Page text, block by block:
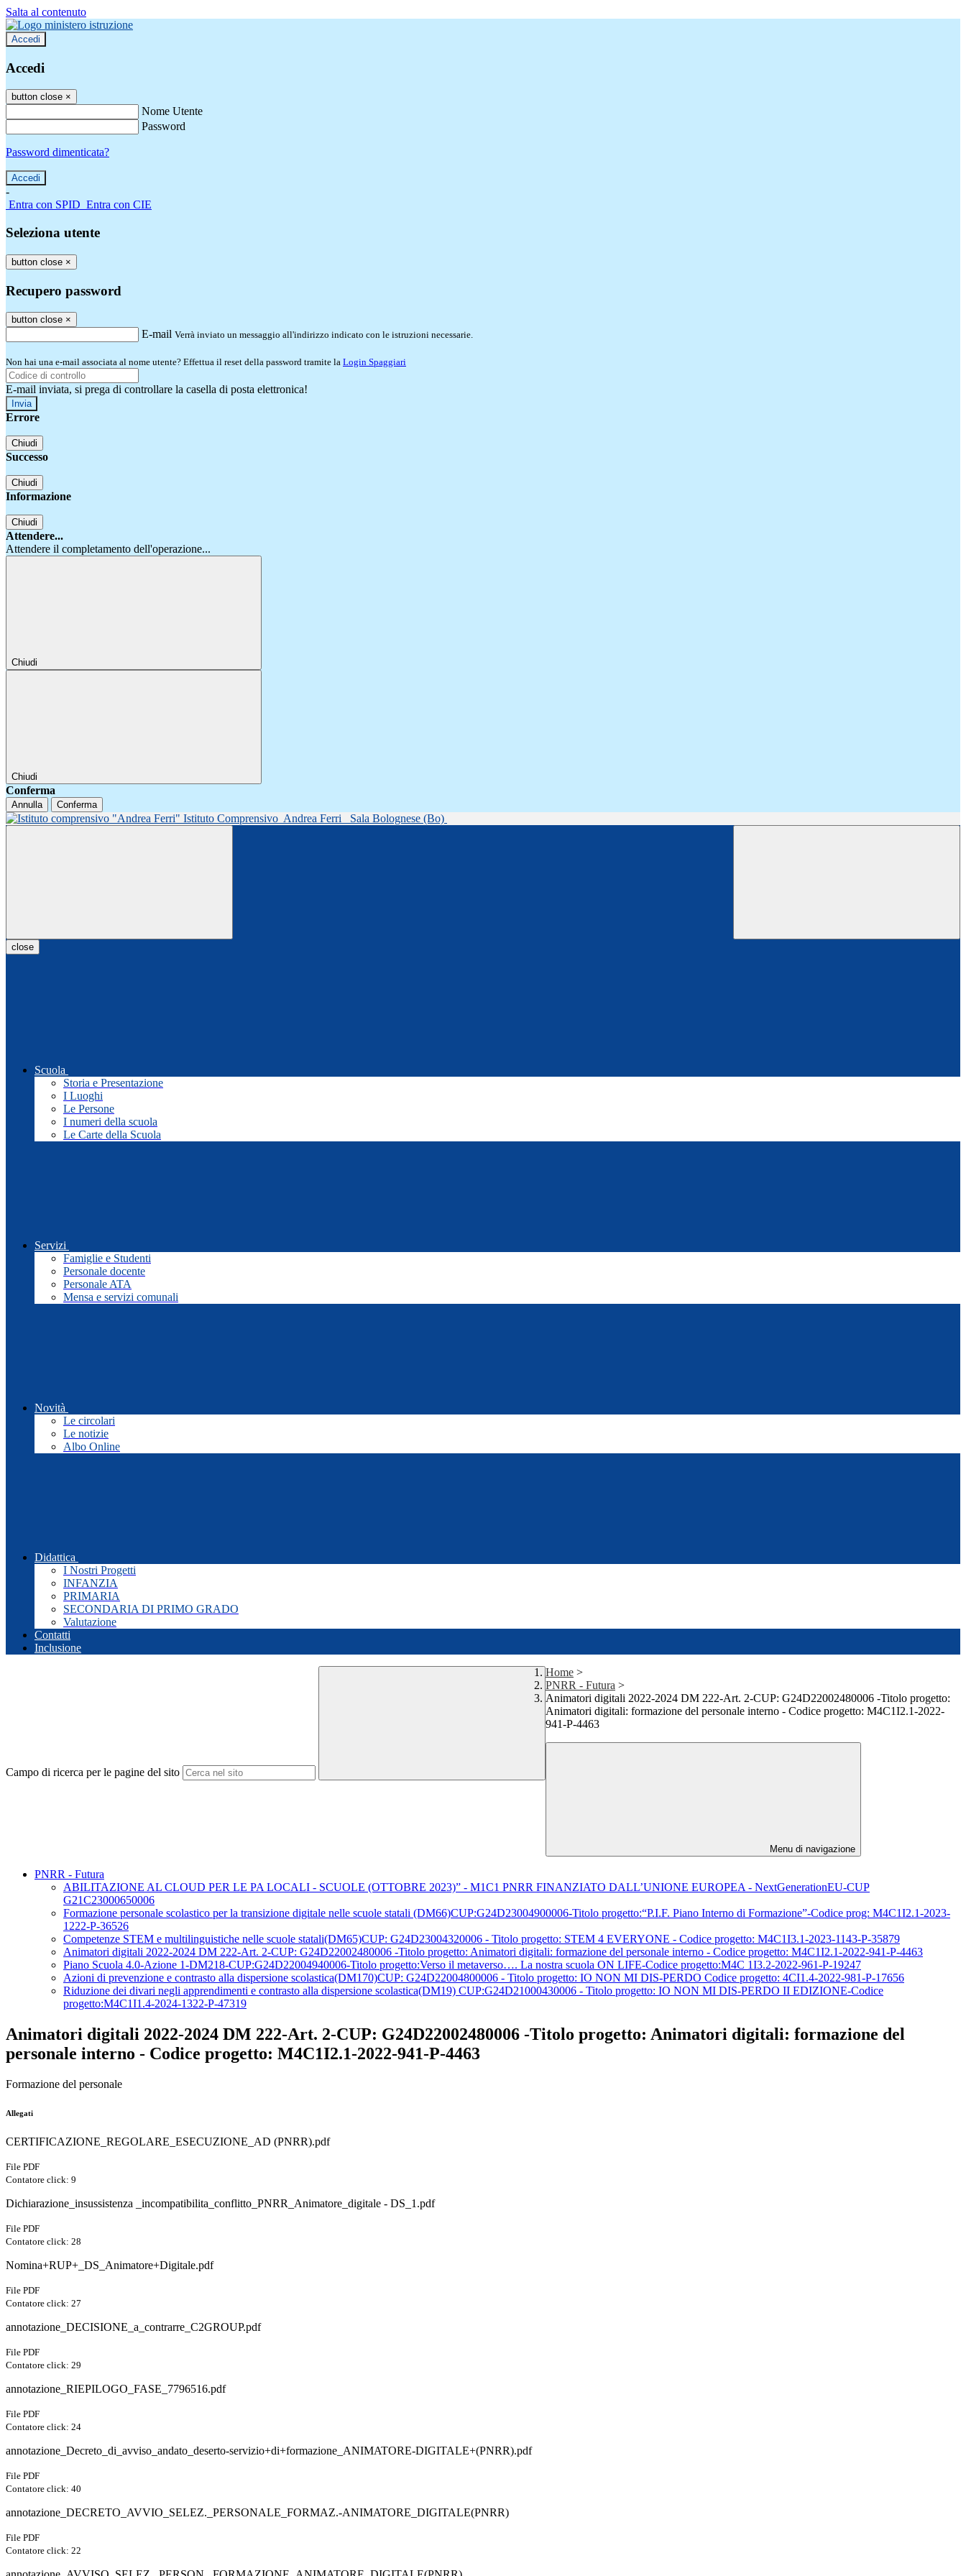
Salta al contenuto
Accedi
Accedi
button close ×
Nome Utente
Password
Password dimenticata?
-
Entra con SPID Entra con CIE
Seleziona utente
button close ×
Recupero password
button close ×
E-mail Verrà inviato un messaggio all'indirizzo indicato con le istruzioni necessarie.
Non hai una e-mail associata al nome utente? Effettua il reset della password tramite la Login Spaggiari
E-mail inviata, si prega di controllare la casella di posta elettronica!
Errore
Chiudi
Successo
Chiudi
Informazione
Chiudi
Attendere...
Attendere il completamento dell'operazione...
Chiudi
Chiudi
Conferma
Annulla Conferma
Istituto Comprensivo Andrea Ferri Sala Bolognese (Bo)
close
Scuola
Storia e Presentazione
I Luoghi
Le Persone
I numeri della scuola
Le Carte della Scuola
Servizi
Famiglie e Studenti
Personale docente
Personale ATA
Mensa e servizi comunali
Novità
Le circolari
Le notizie
Albo Online
Didattica
I Nostri Progetti
INFANZIA
PRIMARIA
SECONDARIA DI PRIMO GRADO
Valutazione
Contatti
Inclusione
Campo di ricerca per le pagine del sito
Home >
PNRR - Futura >
Animatori digitali 2022-2024 DM 222-Art. 2-CUP: G24D22002480006 -Titolo progetto:
Animatori digitali: formazione del personale interno - Codice progetto: M4C1I2.1-2022-
941-P-4463
Menu di navigazione
PNRR - Futura
ABILITAZIONE AL CLOUD PER LE PA LOCALI - SCUOLE (OTTOBRE 2023)” - M1C1 PNRR FINANZIATO DALL’UNIONE EUROPEA - NextGenerationEU-CUP
G21C23000650006
Formazione personale scolastico per la transizione digitale nelle scuole statali (DM66)CUP:G24D23004900006-Titolo progetto:“P.I.F. Piano Interno di Formazione”-Codice prog: M4C1I2.1-2023-
1222-P-36526
Competenze STEM e multilinguistiche nelle scuole statali(DM65)CUP: G24D23004320006 - Titolo progetto: STEM 4 EVERYONE - Codice progetto: M4C1I3.1-2023-1143-P-35879
Animatori digitali 2022-2024 DM 222-Art. 2-CUP: G24D22002480006 -Titolo progetto: Animatori digitali: formazione del personale interno - Codice progetto: M4C1I2.1-2022-941-P-4463
Piano Scuola 4.0-Azione 1-DM218-CUP:G24D22004940006-Titolo progetto:Verso il metaverso…. La nostra scuola ON LIFE-Codice progetto:M4C 1I3.2-2022-961-P-19247
Azioni di prevenzione e contrasto alla dispersione scolastica(DM170)CUP: G24D22004800006 - Titolo progetto: IO NON MI DIS-PERDO Codice progetto: 4CI1.4-2022-981-P-17656
Riduzione dei divari negli apprendimenti e contrasto alla dispersione scolastica(DM19) CUP:G24D21000430006 - Titolo progetto: IO NON MI DIS-PERDO II EDIZIONE-Codice
progetto:M4C1I1.4-2024-1322-P-47319
Animatori digitali 2022-2024 DM 222-Art. 2-CUP: G24D22002480006 -Titolo progetto: Animatori digitali: formazione del
personale interno - Codice progetto: M4C1I2.1-2022-941-P-4463
Formazione del personale
Allegati
CERTIFICAZIONE_REGOLARE_ESECUZIONE_AD (PNRR).pdf
File PDF
Contatore click: 9
Dichiarazione_insussistenza _incompatibilita_conflitto_PNRR_Animatore_digitale - DS_1.pdf
File PDF
Contatore click: 28
Nomina+RUP+_DS_Animatore+Digitale.pdf
File PDF
Contatore click: 27
annotazione_DECISIONE_a_contrarre_C2GROUP.pdf
File PDF
Contatore click: 29
annotazione_RIEPILOGO_FASE_7796516.pdf
File PDF
Contatore click: 24
annotazione_Decreto_di_avviso_andato_deserto-servizio+di+formazione_ANIMATORE-DIGITALE+(PNRR).pdf
File PDF
Contatore click: 40
annotazione_DECRETO_AVVIO_SELEZ._PERSONALE_FORMAZ.-ANIMATORE_DIGITALE(PNRR)
File PDF
Contatore click: 22